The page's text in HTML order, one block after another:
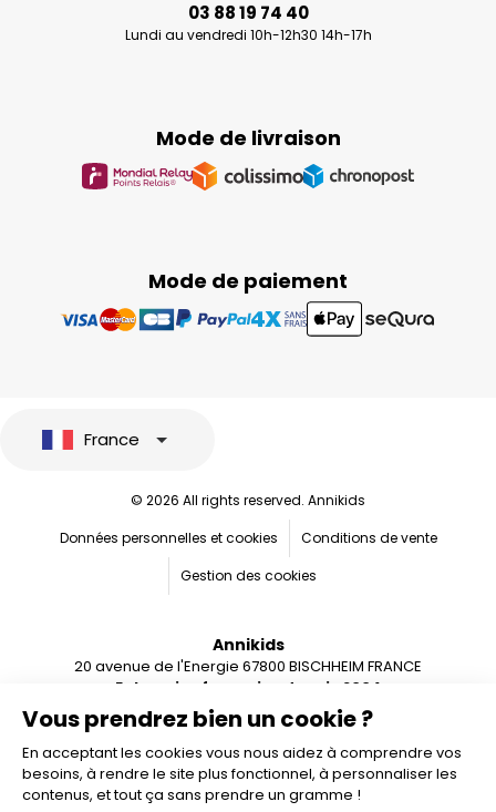
Mode de paiement
Mode de livraison
03 88 19 74 40
Lundi au vendredi 10h-12h30 14h-17h
Vous prendrez bien un cookie ?
En acceptant les cookies vous nous aidez à comprendre vos
besoins, à rendre le site plus fonctionnel, à personnaliser les
contenus, et tout ça sans prendre un gramme !
France
© 2026 All rights reserved. Annikids
Données personnelles et cookies
Conditions de vente
Gestion des cookies
Annikids
20 avenue de l'Energie 67800 BISCHHEIM FRANCE
Entreprise française depuis 2004